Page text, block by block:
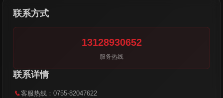
联系方式
13128930652
服务热线
联系详情
📞客服热线：0755-82047622